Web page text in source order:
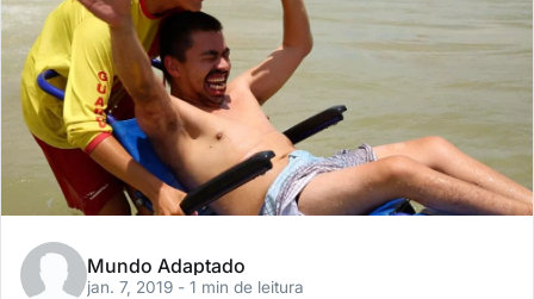
Mundo Adaptado
jan. 7, 2019 - 1 min de leitura